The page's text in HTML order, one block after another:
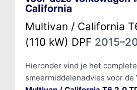
California
Multivan / California
(110 kW) DPF
Hieronder vind je het complete
smeermiddelenadvies voor de